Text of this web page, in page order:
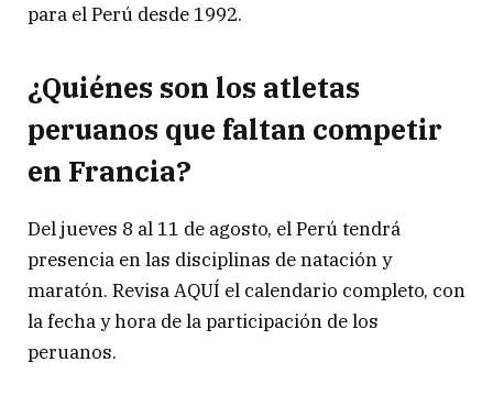
para el Perú desde 1992.
¿Quiénes son los atletas
peruanos que faltan competir
en Francia?
Del jueves 8 al 11 de agosto, el Perú tendrá
presencia en las disciplinas de natación y
maratón. Revisa AQUÍ el calendario completo, con
la fecha y hora de la participación de los
peruanos.